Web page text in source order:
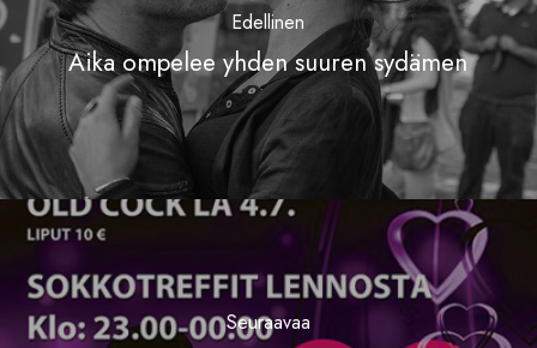
Edellinen
Aika ompelee yhden suuren sydämen
Seuraavaa